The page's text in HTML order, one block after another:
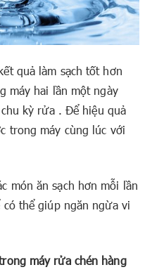
quả làm sạch tốt hơn
máy hai lần một ngày
kỳ rửa . Để hiệu quả
trong máy cùng lúc với
món ăn sạch hơn mỗi lần
thể giúp ngăn ngừa vi
máy rửa chén hàng